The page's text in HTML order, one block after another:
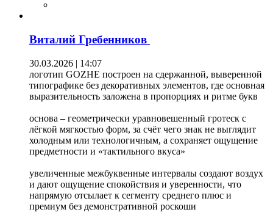
Виталий Гребенников
30.03.2026 | 14:07
логотип GOZHE построен на сдержанной, выверенной
типографике без декоративных элементов, где основная
выразительность заложена в пропорциях и ритме букв
основа – геометрически уравновешенный гротеск с
лёгкой мягкостью форм, за счёт чего знак не выглядит
холодным или технологичным, а сохраняет ощущение
предметности и «тактильного вкуса»
увеличенные межбуквенные интервалы создают воздух
и дают ощущение спокойствия и уверенности, что
напрямую отсылает к сегменту среднего плюс и
премиум без демонстративной роскоши